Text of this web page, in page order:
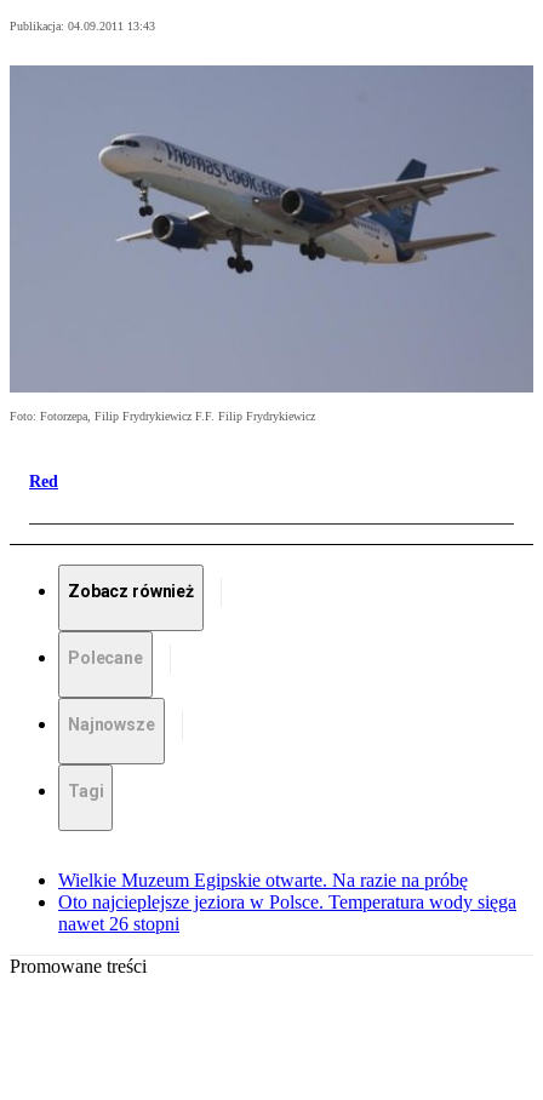
Publikacja: 04.09.2011 13:43
Foto: Fotorzepa, Filip Frydrykiewicz F.F. Filip Frydrykiewicz
Red
Zobacz również
Polecane
Najnowsze
Tagi
Wielkie Muzeum Egipskie otwarte. Na razie na próbę
Oto najcieplejsze jeziora w Polsce. Temperatura wody sięga
nawet 26 stopni
Promowane treści